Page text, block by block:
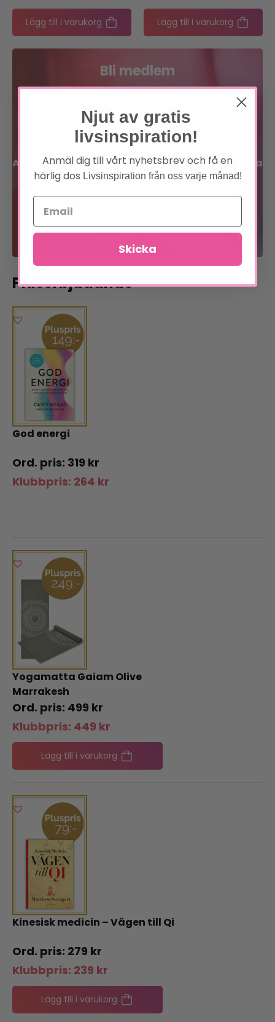
Lägg till i varukorg Lägg till i varukorg
Bli medlem
Exklusiva erbjudanden
Allt inom sinne, kropp och själ på en och samma
plats!
Pluserbjudande
God energi
319 kr
Klubbpris: 264 kr
Yogamatta Gaiam Olive
Marrakesh
499 kr
Klubbpris: 449 kr
Lägg till i varukorg
Kinesisk medicin – Vägen till Qi
279 kr
Klubbpris: 239 kr
Lägg till i varukorg
Njut av gratis
livsinspiration!
Anmäl dig till vårt nyhetsbrev och få en
härlig dos Livsinspiration från oss varje månad!
Skicka